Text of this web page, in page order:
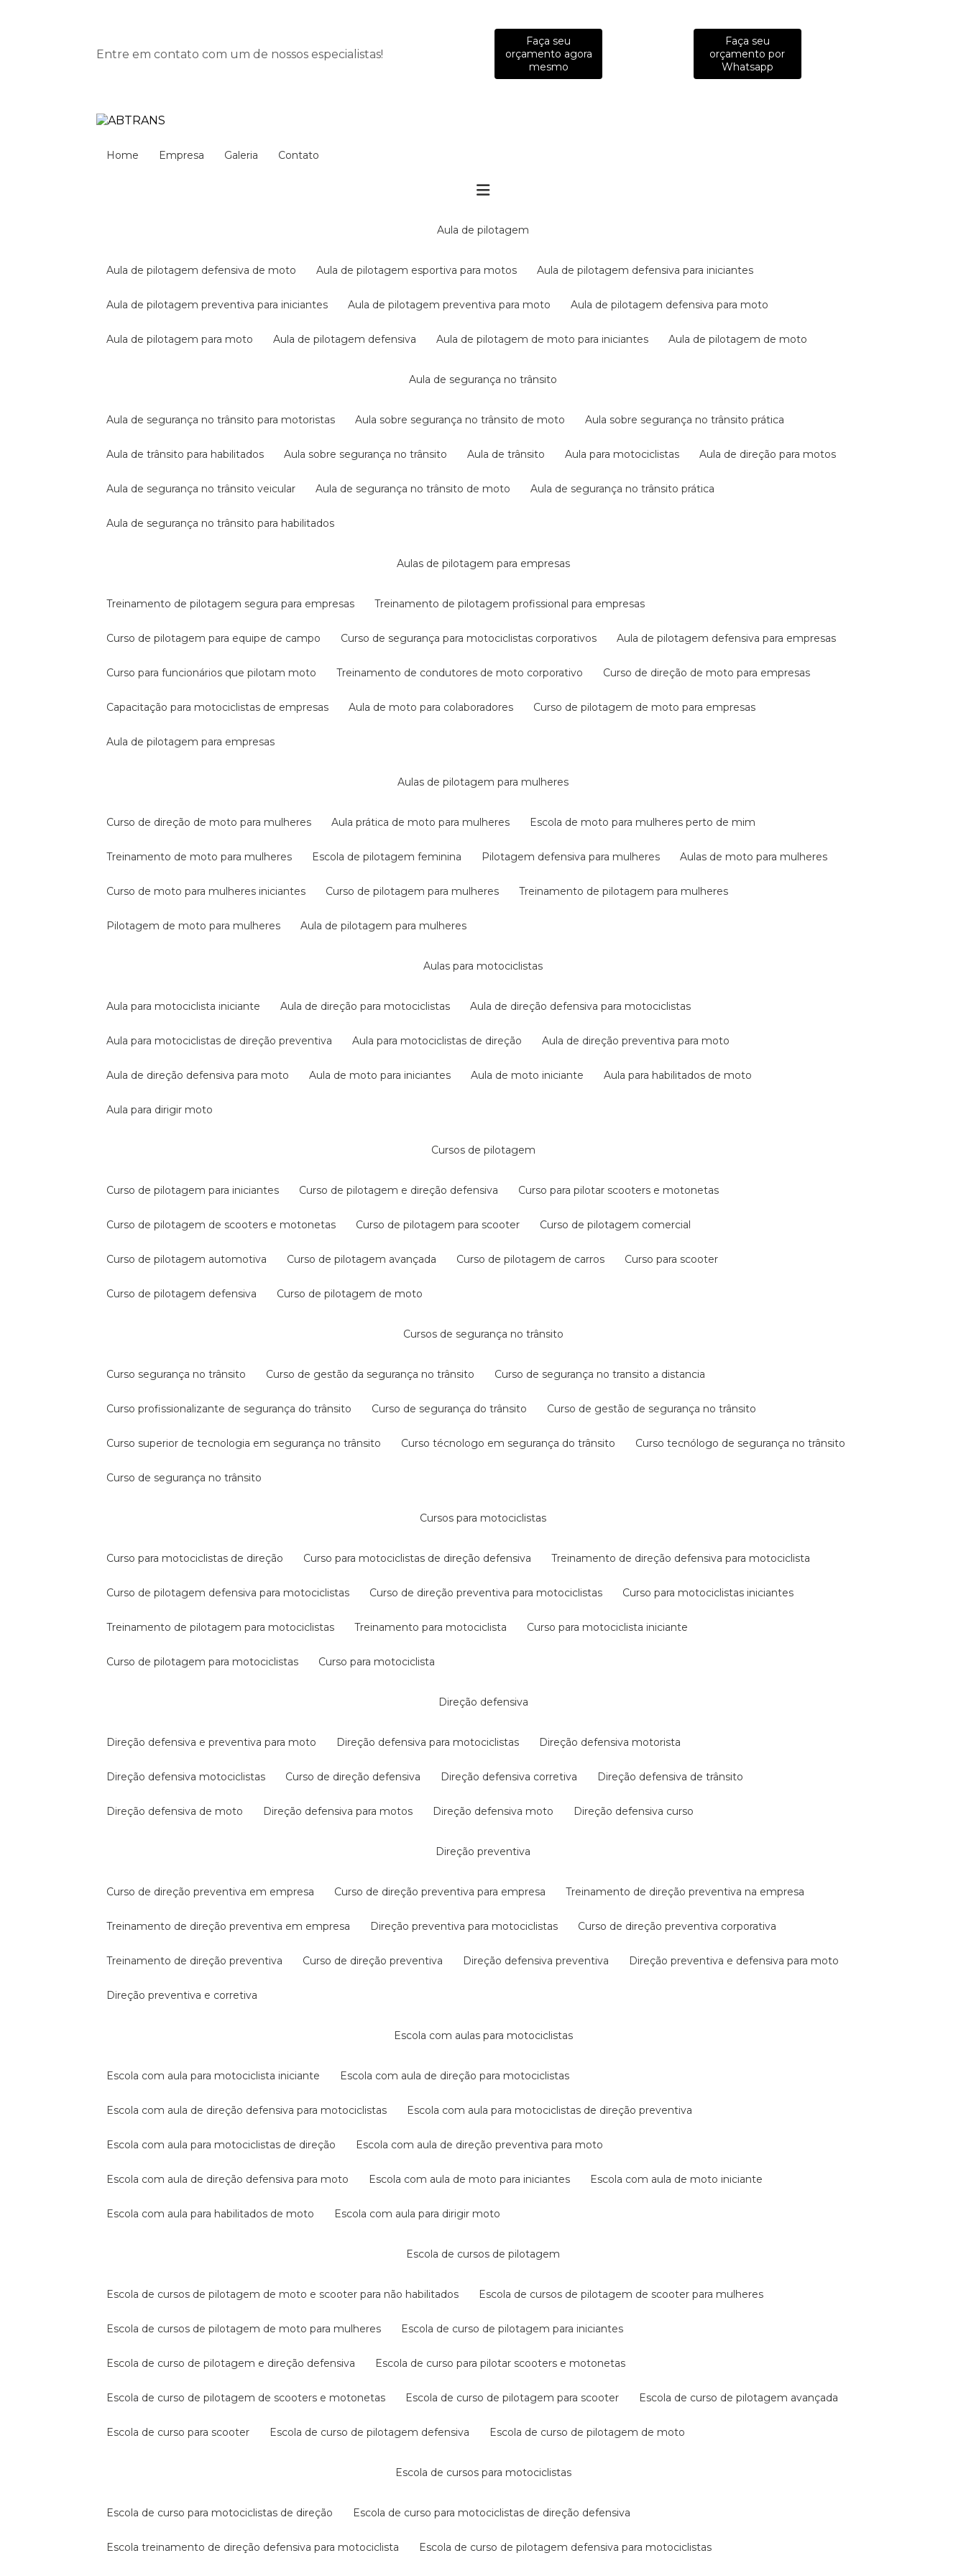
Entre em contato com um de nossos especialistas!
Faça seu
orçamento agora
mesmo
Faça seu
orçamento por
Whatsapp
Home Empresa Galeria Contato
aula de pilotagem
aula de pilotagem defensiva de moto aula de pilotagem esportiva para motos aula de pilotagem defensiva para iniciantes
aula de pilotagem preventiva para iniciantes aula de pilotagem preventiva para moto aula de pilotagem defensiva para moto
aula de pilotagem para moto aula de pilotagem defensiva aula de pilotagem de moto para iniciantes aula de pilotagem de moto
aula de segurança no trânsito
aula de segurança no trânsito para motoristas aula sobre segurança no trânsito de moto aula sobre segurança no trânsito prática
aula de trânsito para habilitados aula sobre segurança no trânsito aula de trânsito aula para motociclistas aula de direção para motos
aula de segurança no trânsito veicular aula de segurança no trânsito de moto aula de segurança no trânsito prática
aula de segurança no trânsito para habilitados
aulas de pilotagem para empresas
treinamento de pilotagem segura para empresas treinamento de pilotagem profissional para empresas
curso de pilotagem para equipe de campo curso de segurança para motociclistas corporativos aula de pilotagem defensiva para empresas
curso para funcionários que pilotam moto treinamento de condutores de moto corporativo curso de direção de moto para empresas
capacitação para motociclistas de empresas aula de moto para colaboradores curso de pilotagem de moto para empresas
aula de pilotagem para empresas
aulas de pilotagem para mulheres
curso de direção de moto para mulheres aula prática de moto para mulheres escola de moto para mulheres perto de mim
treinamento de moto para mulheres escola de pilotagem feminina pilotagem defensiva para mulheres aulas de moto para mulheres
curso de moto para mulheres iniciantes curso de pilotagem para mulheres treinamento de pilotagem para mulheres
pilotagem de moto para mulheres aula de pilotagem para mulheres
aulas para motociclistas
aula para motociclista iniciante aula de direção para motociclistas aula de direção defensiva para motociclistas
aula para motociclistas de direção preventiva aula para motociclistas de direção aula de direção preventiva para moto
aula de direção defensiva para moto aula de moto para iniciantes aula de moto iniciante aula para habilitados de moto
aula para dirigir moto
cursos de pilotagem
curso de pilotagem para iniciantes curso de pilotagem e direção defensiva curso para pilotar scooters e motonetas
curso de pilotagem de scooters e motonetas curso de pilotagem para scooter curso de pilotagem comercial
curso de pilotagem automotiva curso de pilotagem avançada curso de pilotagem de carros curso para scooter
curso de pilotagem defensiva curso de pilotagem de moto
cursos de segurança no trânsito
curso segurança no trânsito curso de gestão da segurança no trânsito curso de segurança no transito a distancia
curso profissionalizante de segurança do trânsito curso de segurança do trânsito curso de gestão de segurança no trânsito
curso superior de tecnologia em segurança no trânsito curso técnologo em segurança do trânsito curso tecnólogo de segurança no trânsito
curso de segurança no trânsito
cursos para motociclistas
curso para motociclistas de direção curso para motociclistas de direção defensiva treinamento de direção defensiva para motociclista
curso de pilotagem defensiva para motociclistas curso de direção preventiva para motociclistas curso para motociclistas iniciantes
treinamento de pilotagem para motociclistas treinamento para motociclista curso para motociclista iniciante
curso de pilotagem para motociclistas curso para motociclista
direção defensiva
direção defensiva e preventiva para moto direção defensiva para motociclistas direção defensiva motorista
direção defensiva motociclistas curso de direção defensiva direção defensiva corretiva direção defensiva de trânsito
direção defensiva de moto direção defensiva para motos direção defensiva moto direção defensiva curso
direção preventiva
curso de direção preventiva em empresa curso de direção preventiva para empresa treinamento de direção preventiva na empresa
treinamento de direção preventiva em empresa direção preventiva para motociclistas curso de direção preventiva corporativa
treinamento de direção preventiva curso de direção preventiva direção defensiva preventiva direção preventiva e defensiva para moto
direção preventiva e corretiva
escola com aulas para motociclistas
escola com aula para motociclista iniciante escola com aula de direção para motociclistas
escola com aula de direção defensiva para motociclistas escola com aula para motociclistas de direção preventiva
escola com aula para motociclistas de direção escola com aula de direção preventiva para moto
escola com aula de direção defensiva para moto escola com aula de moto para iniciantes escola com aula de moto iniciante
escola com aula para habilitados de moto escola com aula para dirigir moto
escola de cursos de pilotagem
escola de cursos de pilotagem de moto e scooter para não habilitados escola de cursos de pilotagem de scooter para mulheres
escola de cursos de pilotagem de moto para mulheres escola de curso de pilotagem para iniciantes
escola de curso de pilotagem e direção defensiva escola de curso para pilotar scooters e motonetas
escola de curso de pilotagem de scooters e motonetas escola de curso de pilotagem para scooter escola de curso de pilotagem avançada
escola de curso para scooter escola de curso de pilotagem defensiva escola de curso de pilotagem de moto
escola de cursos para motociclistas
escola de curso para motociclistas de direção escola de curso para motociclistas de direção defensiva
escola treinamento de direção defensiva para motociclista escola de curso de pilotagem defensiva para motociclistas